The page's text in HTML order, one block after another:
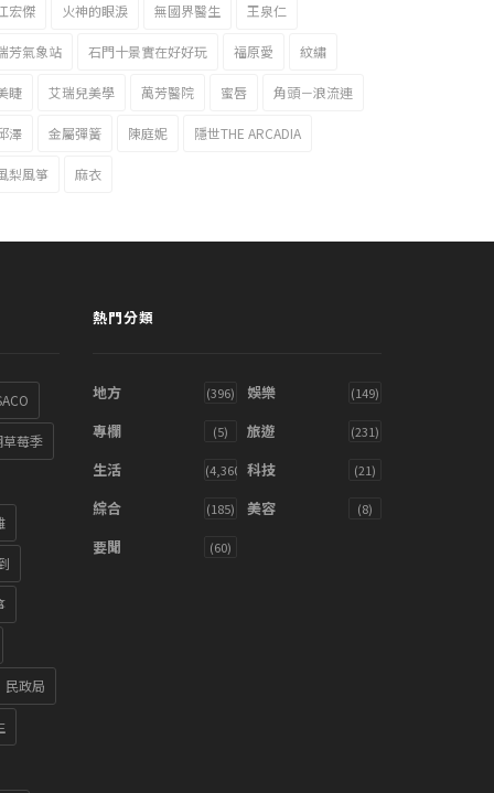
宏傑 火神的眼淚 無國界醫生 王泉仁
芳氣象站 石門十景實在好好玩 福原愛 紋繡
睫 艾瑞兒美學 萬芳醫院 蜜唇 角頭－浪流連
澤 金屬彈簧 陳庭妮 隱世THE ARCADIA
梨風箏 麻衣
草莓季
民政局
熱門分類
地方 (396) 娛樂 (149)
專欄 (5) 旅遊 (231)
生活 (4,360) 科技 (21)
綜合 (185) 美容 (8)
要聞 (60)